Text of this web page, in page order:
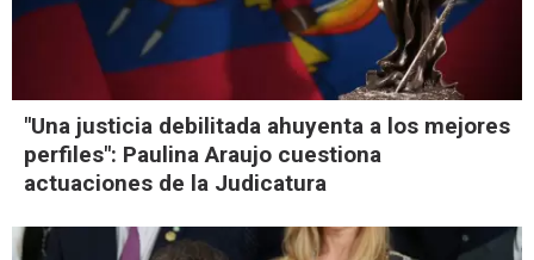
"Una justicia debilitada ahuyenta a los mejores
perfiles": Paulina Araujo cuestiona
actuaciones de la Judicatura